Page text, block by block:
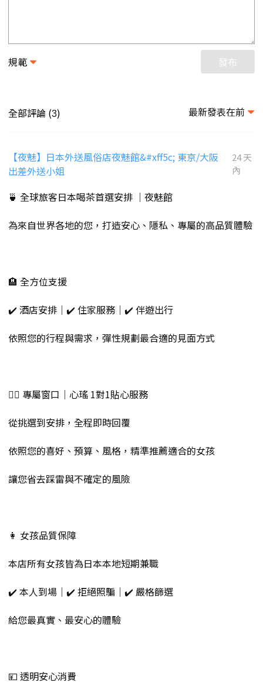
規範 發布
全部評論 (3) 最新發表在前
【夜魅】日本外送風俗店夜魅館&#xff5c; 東京/大阪
出差外送小姐
24 天
內
🍵 全球旅客日本喝茶首選安排 ｜夜魅館
為來自世界各地的您，打造安心、隱私、專屬的高品質體驗
🏨 全方位支援
✔️ 酒店安排｜✔️ 住家服務｜✔️ 伴遊出行
依照您的行程與需求，彈性規劃最合適的見面方式
💁‍♀️ 專屬窗口｜心瑤 1對1貼心服務
從挑選到安排，全程即時回覆
依照您的喜好、預算、風格，精準推薦適合的女孩
讓您省去踩雷與不確定的風險
👩 女孩品質保障
本店所有女孩皆為日本本地短期兼職
✔️ 本人到場｜✔️ 拒絕照騙｜✔️ 嚴格篩選
給您最真實、最安心的體驗
💴 透明安心消費